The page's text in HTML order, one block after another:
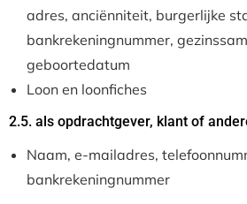
adres, anciënniteit, burgerlijke
bankrekeningnummer,
geboortedatum
Loon en loonfiches
2.5. als opdrachtgever, klant of
Naam, e-mailadres,
bankrekeningnummer